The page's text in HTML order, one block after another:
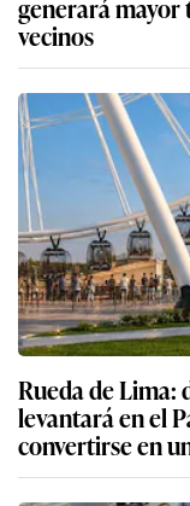
vecinos
Rueda de Lima:
levantará en el
convertirse en